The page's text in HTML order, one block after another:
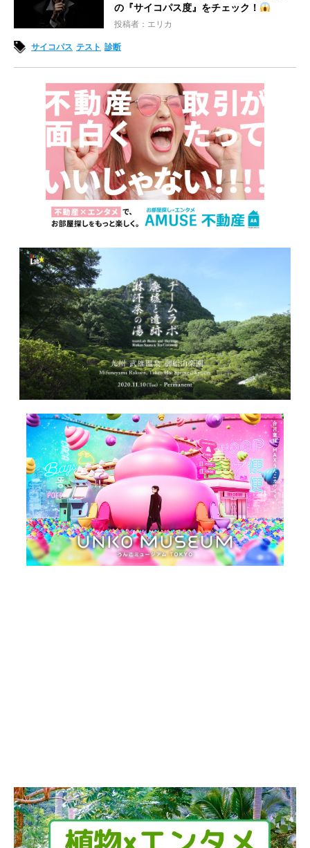
の『サイコパス度』をチェック！
投稿者：エリカ
サイコパス テスト 診断